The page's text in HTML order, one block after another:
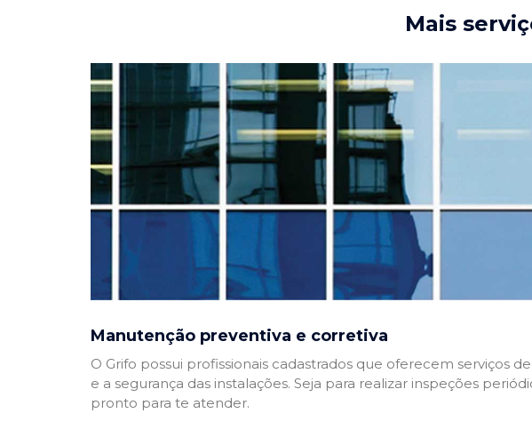
Mais
Manutenção preventiva e corretiva
O Grifo possui profissionais cadastrados que oferecem
e a segurança das instalações. Seja para realizar inspeções
pronto para te atender.